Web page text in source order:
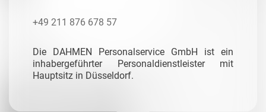
+49 211 876 678 57
Die DAHMEN Personalservice GmbH ist ein
inhabergeführter Personaldienstleister mit
Hauptsitz in Düsseldorf.